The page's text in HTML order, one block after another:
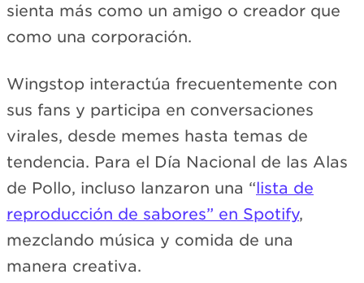
sienta más como un amigo o creador que
como una corporación.
Wingstop interactúa frecuentemente con
sus fans y participa en conversaciones
virales, desde memes hasta temas de
tendencia. Para el Día Nacional de las Alas
de Pollo, incluso lanzaron una “lista de
reproducción de sabores” en Spotify,
mezclando música y comida de una
manera creativa.